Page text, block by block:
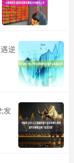
逆
发